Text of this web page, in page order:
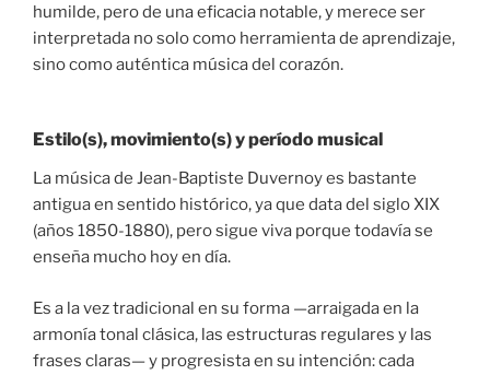
humilde, pero de una eficacia notable, y merece ser
interpretada no solo como herramienta de aprendizaje,
sino como auténtica música del corazón.
Estilo(s), movimiento(s) y período musical
La música de Jean-Baptiste Duvernoy es bastante
antigua en sentido histórico, ya que data del siglo XIX
(años 1850-1880), pero sigue viva porque todavía se
enseña mucho hoy en día.
Es a la vez tradicional en su forma —arraigada en la
armonía tonal clásica, las estructuras regulares y las
frases claras— y progresista en su intención: cada